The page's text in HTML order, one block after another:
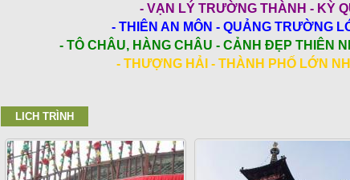
- VẠN LÝ TRƯỜNG THÀNH - KỲ
- THIÊN AN MÔN - QUẢNG TRƯỜNG
- TÔ CHÂU, HÀNG CHÂU - CẢNH ĐẸP THIÊN
- THƯỢNG HẢI - THÀNH PHỐ LỚN
LICH TRÌNH